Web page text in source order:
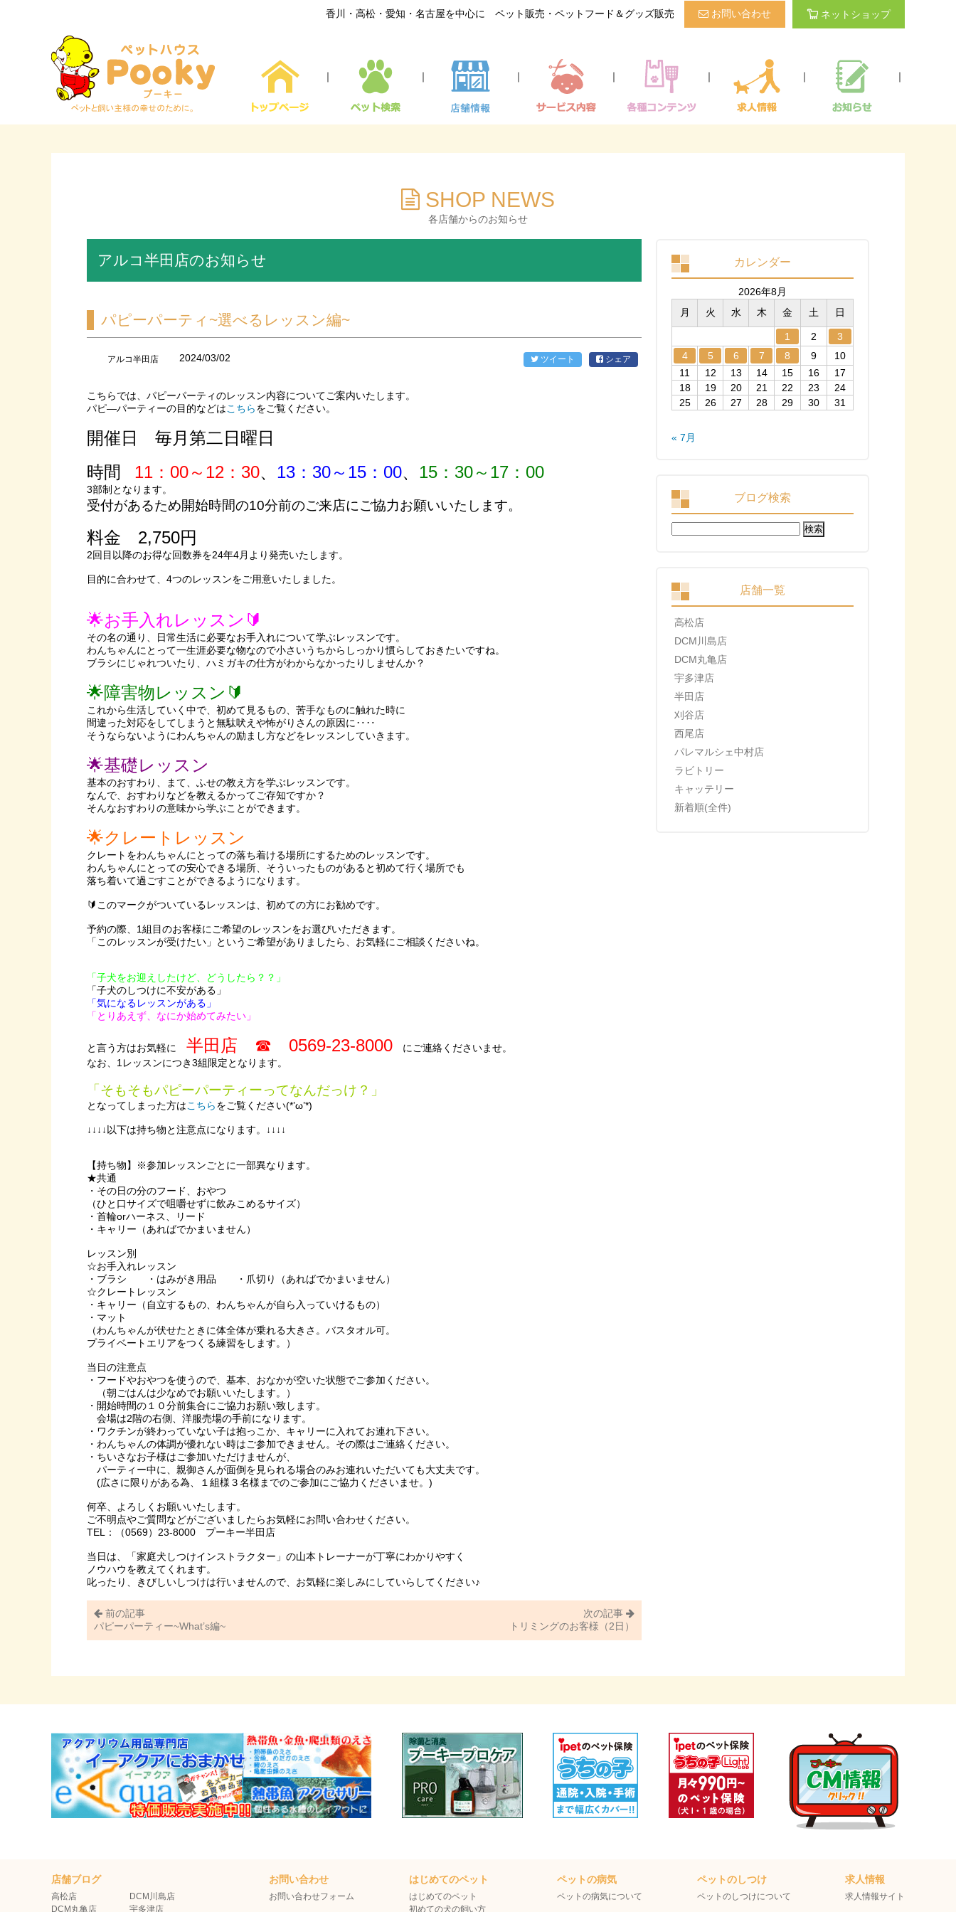
香川・高松・愛知・名古屋を中心に ペット販売・ペットフード＆グッズ販売 お問い合わせ ネットショップ
｜ ｜ ｜ ｜ ｜ ｜ ｜
SHOP NEWS
各店舗からのお知らせ
アルコ半田店のお知らせ
パピーパーティ~選べるレッスン編~
アルコ半田店 2024/03/02 ツイート シェア
こちらでは、パピーパーティのレッスン内容についてご案内いたします。
パピ―パーティーの目的などはこちらをご覧ください。
開催日 毎月第二日曜日
時間
11：00～12：30、 13：30～15：00、 15：30～17：00
3部制となります。
受付があるため開始時間の10分前のご来店にご協力お願いいたします。
料金 2,750円
2回目以降のお得な回数券を24年4月より発売いたします。
目的に合わせて、4つのレッスンをご用意いたしました。
🌟お手入れレッスン🔰
その名の通り、日常生活に必要なお手入れについて学ぶレッスンです。
わんちゃんにとって一生涯必要な物なので小さいうちからしっかり慣らしておきたいですね。
ブラシにじゃれついたり、ハミガキの仕方がわからなかったりしませんか？
🌟障害物レッスン🔰
これから生活していく中で、初めて見るもの、苦手なものに触れた時に
間違った対応をしてしまうと無駄吠えや怖がりさんの原因に‥‥
そうならないようにわんちゃんの励まし方などをレッスンしていきます。
🌟基礎レッスン
基本のおすわり、まて、ふせの教え方を学ぶレッスンです。
なんで、おすわりなどを教えるかってご存知ですか？
そんなおすわりの意味から学ぶことができます。
🌟クレートレッスン
クレートをわんちゃんにとっての落ち着ける場所にするためのレッスンです。
わんちゃんにとっての安心できる場所、そういったものがあると初めて行く場所でも
落ち着いて過ごすことができるようになります。
🔰このマークがついているレッスンは、初めての方にお勧めです。
予約の際、1組目のお客様にご希望のレッスンをお選びいただきます。
「このレッスンが受けたい」というご希望がありましたら、お気軽にご相談くださいね。
「子犬をお迎えしたけど、どうしたら？？」
「子犬のしつけに不安がある」
「気になるレッスンがある」
「とりあえず、なにか始めてみたい」
と言う方はお気軽に 半田店 ☎ 0569-23-8000 にご連絡くださいませ。
なお、1レッスンにつき3組限定となります。
「そもそもパピーパーティーってなんだっけ？」
となってしまった方はこちらをご覧ください(*’ω’*)
↓↓↓↓以下は持ち物と注意点になります。↓↓↓↓
【持ち物】※参加レッスンごとに一部異なります。
★共通
・その日の分のフード、おやつ
（ひと口サイズで咀嚼せずに飲みこめるサイズ）
・首輪orハーネス、リード
・キャリー（あればでかまいません）
レッスン別
☆お手入れレッスン
・ブラシ ・はみがき用品 ・爪切り（あればでかまいません）
☆クレートレッスン
・キャリー（自立するもの、わんちゃんが自ら入っていけるもの）
・マット
（わんちゃんが伏せたときに体全体が乗れる大きさ。バスタオル可。
プライベートエリアをつくる練習をします。）
当日の注意点
・フードやおやつを使うので、基本、おなかが空いた状態でご参加ください。
（朝ごはんは少なめでお願いいたします。）
・開始時間の１０分前集合にご協力お願い致します。
会場は2階の右側、洋服売場の手前になります。
・ワクチンが終わっていない子は抱っこか、キャリーに入れてお連れ下さい。
・わんちゃんの体調が優れない時はご参加できません。その際はご連絡ください。
・ちいさなお子様はご参加いただけませんが、
パーティー中に、親御さんが面倒を見られる場合のみお連れいただいても大丈夫です。
(広さに限りがある為、１組様３名様までのご参加にご協力くださいませ。)
何卒、よろしくお願いいたします。
ご不明点やご質問などがございましたらお気軽にお問い合わせください。
TEL：（0569）23-8000 プーキー半田店
当日は、「家庭犬しつけインストラクター」の山本トレーナーが丁寧にわかりやすく
ノウハウを教えてくれます。
叱ったり、きびしいしつけは行いませんので、お気軽に楽しみにしていらしてください♪
前の記事
パピーパーティー~What’s編~
次の記事
トリミングのお客様（2日）
カレンダー
2026年8月
月
火 水 木 金 土 日
1 2
3
4
5 6 7 8 9
10
11
12 13 14 15 16
17
18
19 20 21 22 23
24
25
26 27 28 29 30 31
« 7月
ブログ検索
検
索:
店舗一覧
高松店
DCM川島店
DCM丸亀店
宇多津店
半田店
刈谷店
西尾店
パレマルシェ中村店
ラビトリー
キャッテリー
新着順(全件)
店舗ブログ
高松店
DCM川島店
DCM丸亀店
宇多津店
お問い合わせ
お問い合わせフォーム
はじめてのペット
はじめてのペット
初めての犬の飼い方
ペットの病気
ペットの病気について
ペットのしつけ
ペットのしつけについて
求人情報
求人情報サイト